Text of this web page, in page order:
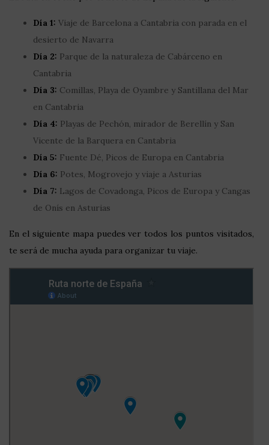
Día 1: Viaje de Barcelona a Cantabria con parada en el
desierto de Navarra
Día 2: Parque de la naturaleza de Cabárceno en
Cantabria
Día 3: Comillas, Playa de Oyambre y Santillana del Mar
en Cantabria
Día 4: Playas de Pechón, mirador de Berellín y San
Vicente de la Barquera en Cantabria
Día 5: Fuente Dé, Picos de Europa en Cantabria
Día 6: Potes, Mogrovejo y viaje a Asturias
Día 7: Lagos de Covadonga, Picos de Europa y Cangas
de Onís en Asturias
En el siguiente mapa puedes ver todos los puntos visitados,
te será de mucha ayuda para organizar tu viaje.